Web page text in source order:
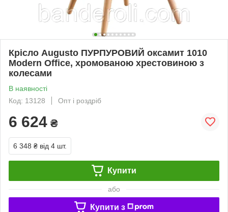
Крісло Augusto ПУРПУРОВИЙ оксамит 1010
Modern Office, хромованою хрестовиною з
колесами
В наявності
Код: 13128
Опт і роздріб
6 624 ₴
6 348 ₴ від 4 шт.
Купити
або
Купити з